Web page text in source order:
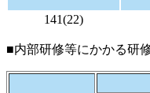
141(22)
■内部研修等にかかる研